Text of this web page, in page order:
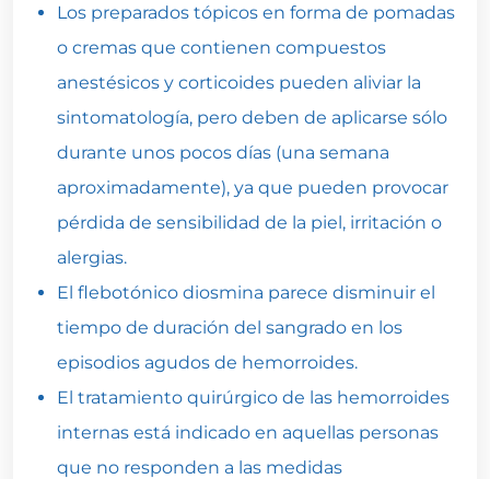
Los preparados tópicos en forma de pomadas
o cremas que contienen compuestos
anestésicos y corticoides pueden aliviar la
sintomatología, pero deben de aplicarse sólo
durante unos pocos días (una semana
aproximadamente), ya que pueden provocar
pérdida de sensibilidad de la piel, irritación o
alergias.
El flebotónico diosmina parece disminuir el
tiempo de duración del sangrado en los
episodios agudos de hemorroides.
El tratamiento quirúrgico de las hemorroides
internas está indicado en aquellas personas
que no responden a las medidas